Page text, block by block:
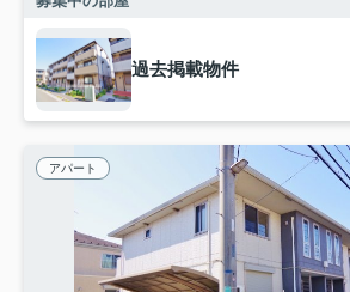
過去掲載物件
アパート